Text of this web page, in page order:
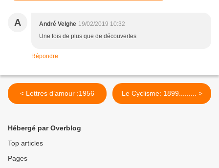
A André Velghe 19/02/2019 10:32
Une fois de plus que de découvertes
Répondre
< Lettres d’amour :1956 Le Cyclisme: 1899......... >
Hébergé par Overblog
Top articles
Pages